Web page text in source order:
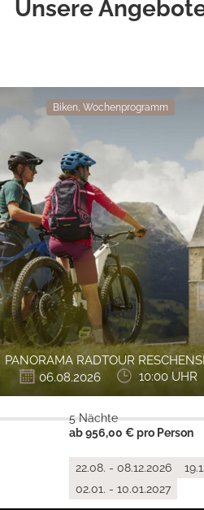
Unsere
Family Jackpot:
die Kids
5 Nächte
ab 956,00 € pro Person
22.08. - 08.12.2026
02.01. - 10.01.2027
Biken, Wochenprogramm
">
PANORAMA RADTOUR
06.08.2026
10:00 UHR